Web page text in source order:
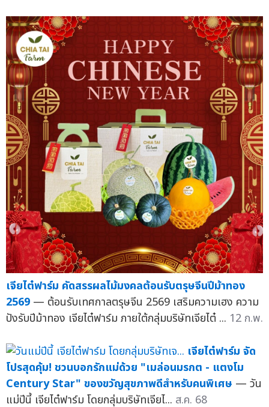
เจียไต๋ฟาร์ม คัดสรรผลไม้มงคลต้อนรับตรุษจีนปีม้าทอง
2569 — ต้อนรับเทศกาลตรุษจีน 2569 เสริมความเฮง ความ
ปังรับปีม้าทอง เจียไต๋ฟาร์ม ภายใต้กลุ่มบริษัทเจียไต๋ ... 12 ก.พ.
เจียไต๋ฟาร์ม จัด
โปรสุดคุ้ม! ชวนบอกรักแม่ด้วย "เมล่อนมรกต - แตงโม
Century Star" ของขวัญสุขภาพดีสำหรับคนพิเศษ — วัน
แม่ปีนี้ เจียไต๋ฟาร์ม โดยกลุ่มบริษัทเจียไ... ส.ค. 68